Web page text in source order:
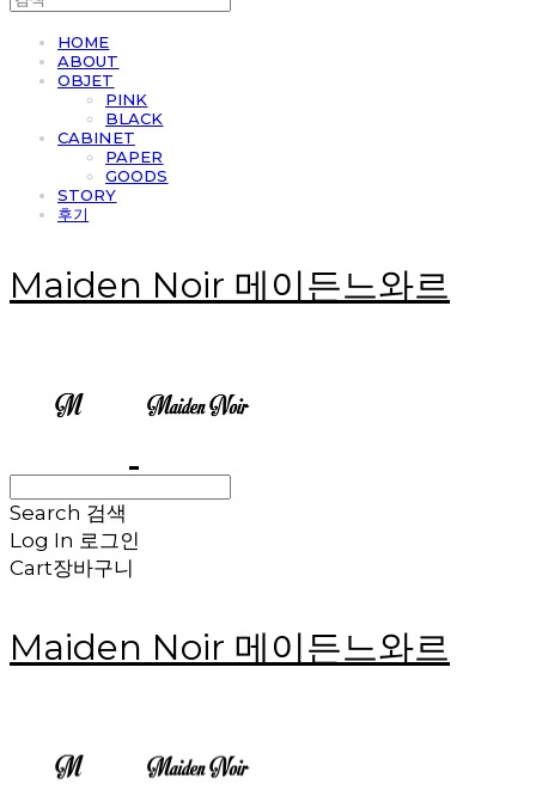
HOME
ABOUT
OBJET
PINK
BLACK
CABINET
PAPER
GOODS
STORY
후기
Maiden Noir 메이든느와르
Search 검색
Log In 로그인
Cart장바구니
Maiden Noir 메이든느와르